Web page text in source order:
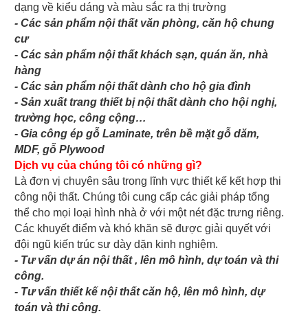
dạng về kiểu dáng và màu sắc ra thị trường
- Các sản phẩm nội thất văn phòng, căn hộ chung
cư
- Các sản phẩm nội thất khách sạn, quán ăn, nhà
hàng
- Các sản phẩm nội thất dành cho hộ gia đình
- Sản xuất trang thiết bị nội thất dành cho hội nghị,
trường học, công cộng…
- Gia công ép gỗ Laminate, trên bề mặt gỗ dăm,
MDF, gỗ Plywood
Dịch vụ của chúng tôi có những gì?
Là đơn vị chuyên sâu trong lĩnh vực thiết kế kết hợp thi
công nội thất. Chúng tôi cung cấp các giải pháp tổng
thể cho mọi loại hình nhà ở với một nét đặc trưng riêng.
Các khuyết điểm và khó khăn sẽ được giải quyết với
đội ngũ kiến trúc sư dày dặn kinh nghiệm.
- Tư vấn dự án nội thất , lên mô hình, dự toán và thi
công.
- Tư vấn thiết kế nội thất căn hộ, lên mô hình, dự
toán và thi công.